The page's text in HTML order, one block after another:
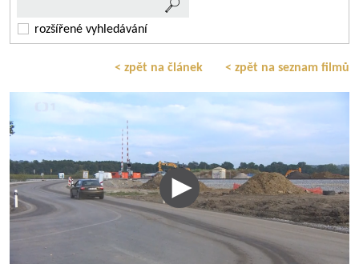
rozšířené vyhledávání
< zpět na článek < zpět na seznam filmů